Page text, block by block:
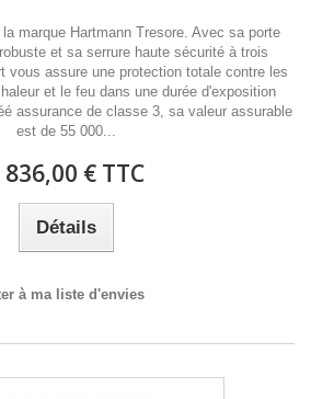
marque Hartmann Tresore. Avec sa porte
et sa serrure haute sécurité à trois
vous assure une protection totale contre les
et le feu dans une durée d'exposition
assurance de classe 3, sa valeur assurable
est de 55 000...
836,00 € TTC
Détails
à ma liste d'envies